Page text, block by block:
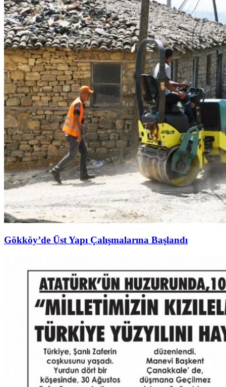
Gökköy’de Üst Yapı Çalışmalarına Başlandı